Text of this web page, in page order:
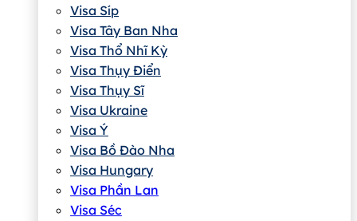
Visa Síp
Visa Tây Ban Nha
Visa Thổ Nhĩ Kỳ
Visa Thụy Điển
Visa Thụy Sĩ
Visa Ukraine
Visa Ý
Visa Bồ Đào Nha
Visa Hungary
Visa Phần Lan
Visa Séc